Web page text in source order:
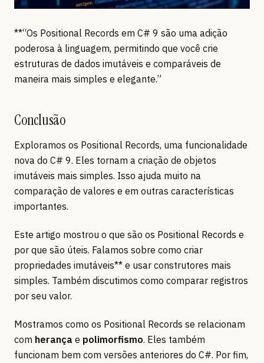
**“Os Positional Records em C# 9 são uma adição
poderosa à linguagem, permitindo que você crie
estruturas de dados imutáveis e comparáveis de
maneira mais simples e elegante.”
Conclusão
Exploramos os Positional Records, uma funcionalidade
nova do C# 9. Eles tornam a criação de objetos
imutáveis mais simples. Isso ajuda muito na
comparação de valores e em outras características
importantes.
Este artigo mostrou o que são os Positional Records e
por que são úteis. Falamos sobre como criar
propriedades imutáveis** e usar construtores mais
simples. Também discutimos como comparar registros
por seu valor.
Mostramos como os Positional Records se relacionam
com herança e polimorfismo. Eles também
funcionam bem com versões anteriores do C#. Por fim,